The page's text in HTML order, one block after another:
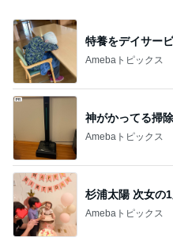
特養をデイサー
Amebaトピックス
神がかってる掃
Amebaトピックス
杉浦太陽 次女の
Amebaトピックス